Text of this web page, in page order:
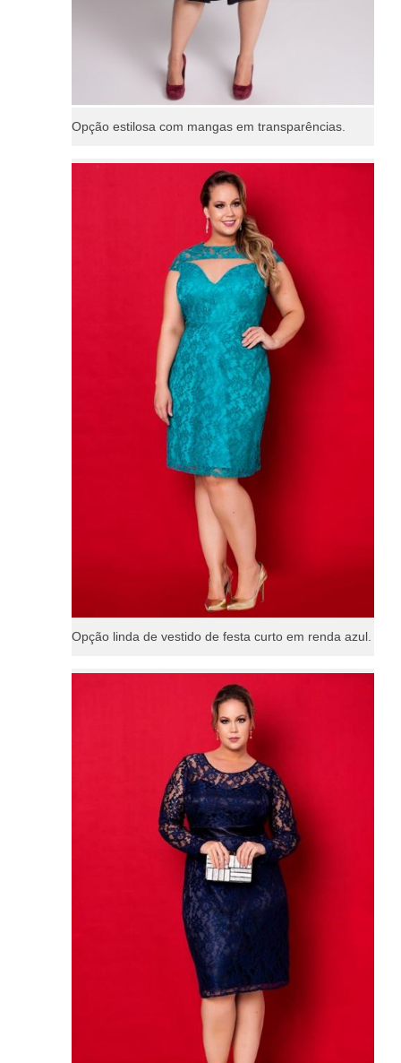
Opção estilosa com mangas em transparências.
Opção linda de vestido de festa curto em renda azul.